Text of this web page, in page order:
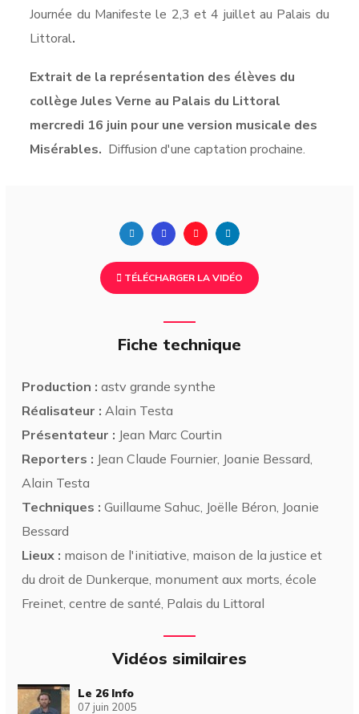
Journée du Manifeste le 2,3 et 4 juillet au Palais du
Littoral.
Extrait de la représentation des élèves du
collège Jules Verne au Palais du Littoral
mercredi 16 juin pour une version musicale des
Misérables. Diffusion d'une captation prochaine.
TÉLÉCHARGER LA VIDÉO
Fiche technique
Production : astv grande synthe
Réalisateur : Alain Testa
Présentateur : Jean Marc Courtin
Reporters : Jean Claude Fournier, Joanie Bessard,
Alain Testa
Techniques : Guillaume Sahuc, Joëlle Béron, Joanie
Bessard
Lieux : maison de l'initiative, maison de la justice et
du droit de Dunkerque, monument aux morts, école
Freinet, centre de santé, Palais du Littoral
Vidéos similaires
Le 26 Info
07 juin 2005